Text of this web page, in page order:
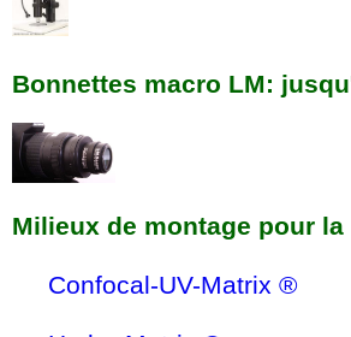
Bonnettes macro LM:
Milieux de montage pour
Confocal-UV-Matrix ®